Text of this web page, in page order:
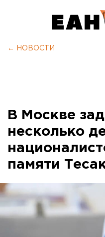
← НОВОСТИ
В Москве
несколько
памяти